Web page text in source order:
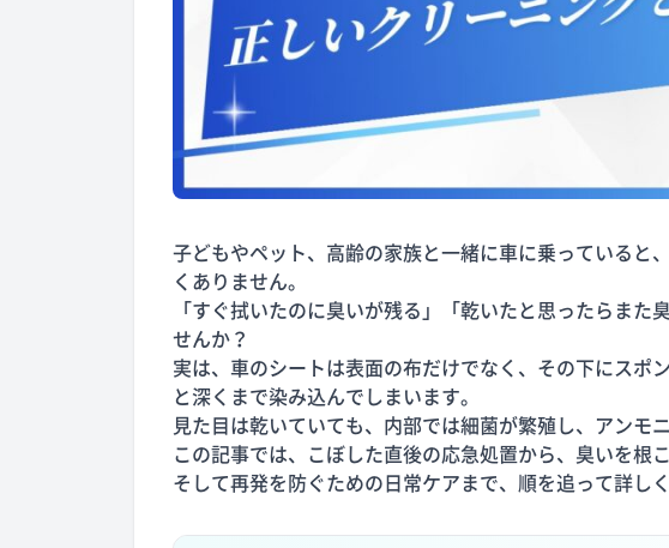
子どもやペット、高齢の家族と一緒に車に乗っていると
くありません。
「すぐ拭いたのに臭いが残る」「乾いたと思ったらま
せんか？
実は、車のシートは表面の布だけでなく、その下にスポ
と深くまで染み込んでしまいます。
見た目は乾いていても、内部では細菌が繁殖し、アンモ
この記事では、こぼした直後の応急処置から、臭いを根
そして再発を防ぐための日常ケアまで、順を追って詳し